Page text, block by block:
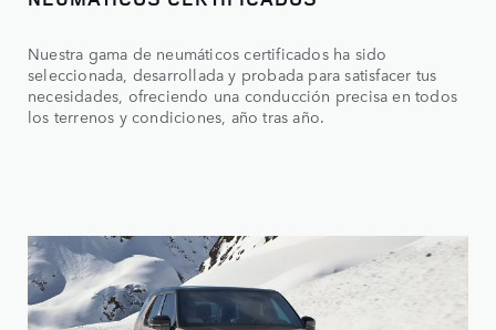
Nuestra gama de neumáticos certificados ha sido
seleccionada, desarrollada y probada para satisfacer tus
necesidades, ofreciendo una conducción precisa en todos
los terrenos y condiciones, año tras año.